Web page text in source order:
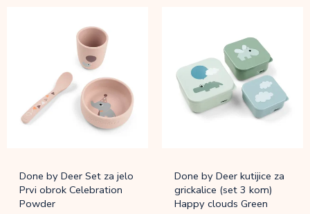
Done by Deer Set za jelo
Prvi obrok Celebration
Powder
Done by Deer kutijice za
grickalice (set 3 kom)
Happy clouds Green